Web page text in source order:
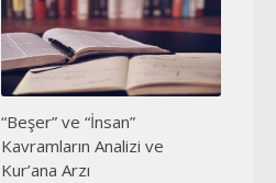
“Beşer” ve “İnsan”
Kavramların Analizi ve
Kur’ana Arzı